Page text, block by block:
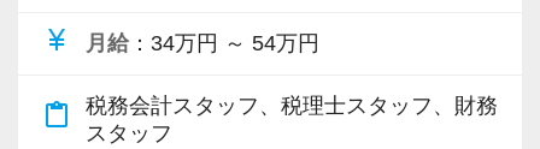
更可能です。
振替勤務の必要もないので、勉強やご家庭と仕
事を両立したい方にも無理のないシフトが実現
currency_yen 月給 ：34万円 ～ 54万円
content_paste
税務会計スタッフ、税理士スタッフ、財務
スタッフ